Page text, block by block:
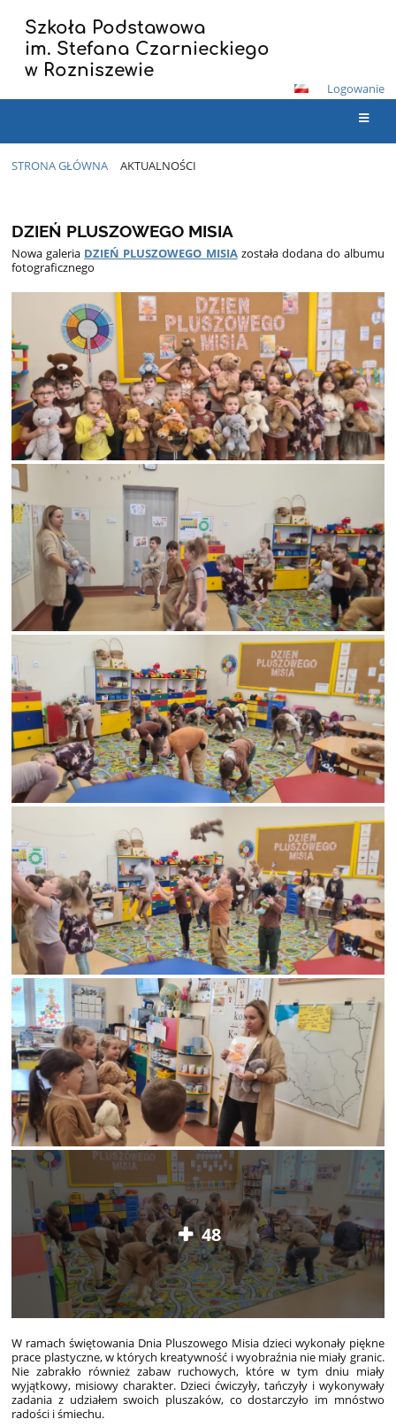
Szkoła Podstawowa
im. Stefana Czarnieckiego
w Rozniszewie
Logowanie
STRONA GŁÓWNA AKTUALNOŚCI
DZIEŃ PLUSZOWEGO MISIA
Nowa galeria DZIEŃ PLUSZOWEGO MISIAzostała dodana do albumu
fotograficznego
48
W ramach świętowania Dnia Pluszowego Misia dzieci wykonały piękne
prace plastyczne, w których kreatywność i wyobraźnia nie miały granic.
Nie zabrakło również zabaw ruchowych, które w tym dniu miały
wyjątkowy, misiowy charakter. Dzieci ćwiczyły, tańczyły i wykonywały
zadania z udziałem swoich pluszaków, co dostarczyło im mnóstwo
radości i śmiechu.